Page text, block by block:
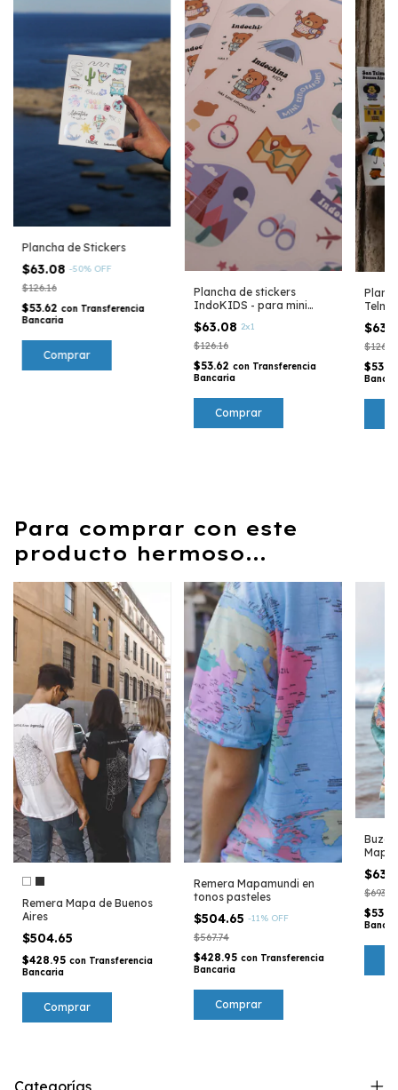
Plancha de Stickers
$63.08 -50% OFF
$126.16
$53.62 con Transferencia
Bancaria
Plancha de stickers
IndoKIDS - para mini
aventureros.
$63.08 2x1
$126.16
$53.62 con Transferencia
Bancaria
Telmo
$126.16
Para comprar con este
producto hermoso...
Remera Mapa de Buenos
Aires
$504.65
$428.95 con Transferencia
Bancaria
Comprar
Remera Mapamundi en
tonos pasteles
$504.65 -11% OFF
$567.74
$428.95 con Transferencia
Bancaria
Comprar
Buzo
$693.90